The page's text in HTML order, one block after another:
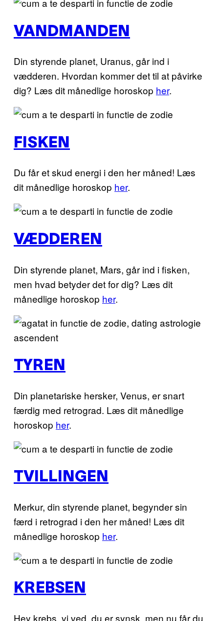
VANDMANDEN
Din styrende planet, Uranus, går ind i
vædderen. Hvordan kommer det til at påvirke
dig? Læs dit månedlige horoskop her.
FISKEN
Du får et skud energi i den her måned! Læs
dit månedlige horoskop her.
VÆDDEREN
Din styrende planet, Mars, går ind i fisken,
men hvad betyder det for dig? Læs dit
månedlige horoskop her.
TYREN
Din planetariske hersker, Venus, er snart
færdig med retrograd. Læs dit månedlige
horoskop her.
TVILLINGEN
Merkur, din styrende planet, begynder sin
færd i retrograd i den her måned! Læs dit
månedlige horoskop her.
KREBSEN
Hey krebs, vi ved, du er synsk, men nu får du